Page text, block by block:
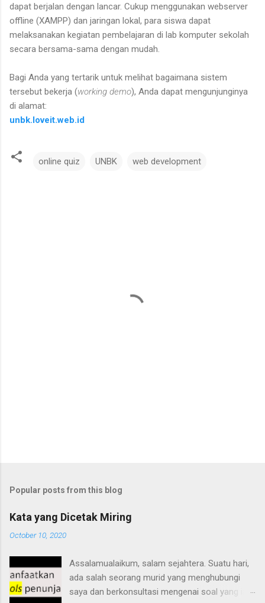
dapat berjalan dengan lancar. Cukup menggunakan webserver
offline (XAMPP) dan jaringan lokal, para siswa dapat
melaksanakan kegiatan pembelajaran di lab komputer sekolah
secara bersama-sama dengan mudah.
Bagi Anda yang tertarik untuk melihat bagaimana sistem
tersebut bekerja (working demo), Anda dapat mengunjunginya
di alamat:
unbk.loveit.web.id
online quiz UNBK web development
Popular posts from this blog
Kata yang Dicetak Miring
October 10, 2020
Assalamualaikum, salam sejahtera. Suatu hari,
ada salah seorang murid yang menghubungi
saya dan berkonsultasi mengenai soal yang ia